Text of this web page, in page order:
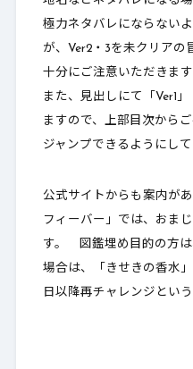
2-5. Ver2：なげ
コ
2-6. Ver1：ピン
ン
2-8. Ver1：リリ
ティス
2-10.
Vere3：ガ
極力ネタバレにならない
が、Ver2・3を未クリアの
十分にご注意いただきま
また、見出しにて「Ver1
ますので、上部目次から
ジャンプできるようにして
公式サイトからも案内が
フィーバー」では、 おま
す。 図鑑埋め目的の方は
場合は、「きせきの香水
日以降再チャレンジとい